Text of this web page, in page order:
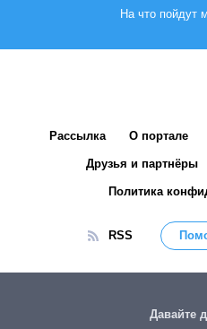
На что пойдут
Рассылка О портале
Друзья и партнёры
Политика
RSS
Давайте